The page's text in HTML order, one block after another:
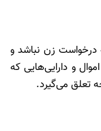
درخواست زن نباشد و
و دارایی‌هایی که
تعلق می‌گیرد.